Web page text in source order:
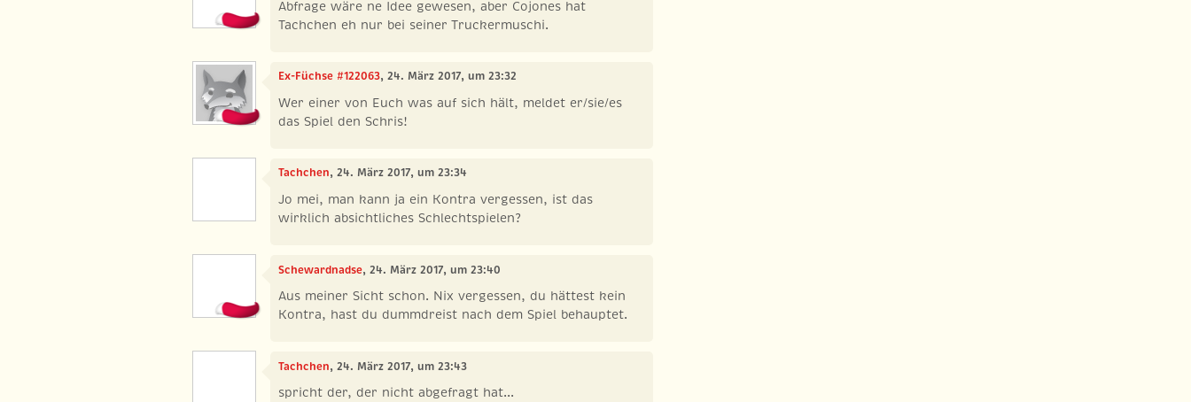
Abfrage wäre ne Idee gewesen, aber Cojones hat
Tachchen eh nur bei seiner Truckermuschi.
Ex-Füchse #122063, 24. März 2017, um 23:32
Wer einer von Euch was auf sich hält, meldet er/sie/es
das Spiel den Schris!
Tachchen, 24. März 2017, um 23:34
Jo mei, man kann ja ein Kontra vergessen, ist das
wirklich absichtliches Schlechtspielen?
Schewardnadse, 24. März 2017, um 23:40
Aus meiner Sicht schon. Nix vergessen, du hättest kein
Kontra, hast du dummdreist nach dem Spiel behauptet.
Tachchen, 24. März 2017, um 23:43
spricht der, der nicht abgefragt hat...